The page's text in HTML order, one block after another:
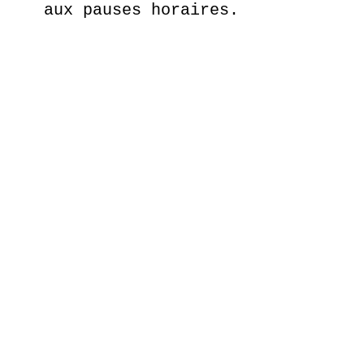
aux pauses horaires.